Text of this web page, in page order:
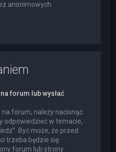
anonimowych
forum lub wysłać
forum, należy nacisnąć
odpowiedzieć w temacie,
Być może, że przed
trzeba będzie się
forum lub strony